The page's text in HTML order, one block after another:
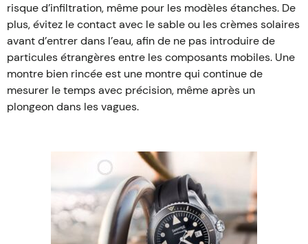
risque d’infiltration, même pour les modèles étanches. De
plus, évitez le contact avec le sable ou les crèmes solaires
avant d’entrer dans l’eau, afin de ne pas introduire de
particules étrangères entre les composants mobiles. Une
montre bien rincée est une montre qui continue de
mesurer le temps avec précision, même après un
plongeon dans les vagues.